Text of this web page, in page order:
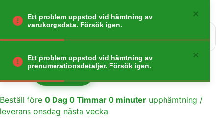
Gå tillbaka
Beställ före 0 Dag 0 Timmar 0 minuter upphämtning /
leverans onsdag nästa vecka
Ett problem uppstod vid hämtning av
varukorgsdata. Försök igen.
Ett problem uppstod vid hämtning av
prenumerationsdetaljer. Försök igen.